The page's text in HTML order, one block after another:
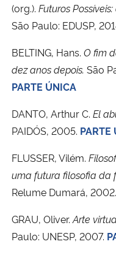
(org.). Futuros
São Paulo: EDUSP,
BELTING, Hans. O fim
dez anos depois. São
PARTE ÚNICA
DANTO, Arthur C. El
PAIDÓS, 2005. PARTE
FLUSSER, Vilém.
uma futura filosofia da
Relume Dumará, 2002.
GRAU, Oliver. Arte
Paulo: UNESP, 2007.